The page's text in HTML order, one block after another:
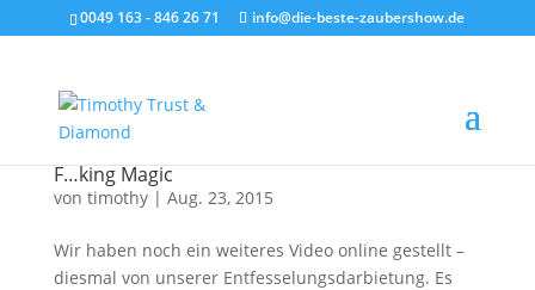
0049 163 - 846 26 71 info@die-beste-zaubershow.de
F…king Magic
von timothy| Aug. 23, 2015
Wir haben noch ein weiteres Video online gestellt –
diesmal von unserer Entfesselungsdarbietung. Es